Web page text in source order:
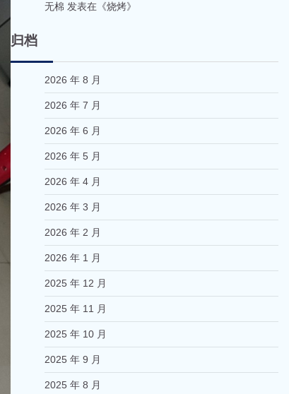
无棉 发表在《烧烤》
归档
2026 年 8 月
2026 年 7 月
2026 年 6 月
2026 年 5 月
2026 年 4 月
2026 年 3 月
2026 年 2 月
2026 年 1 月
2025 年 12 月
2025 年 11 月
2025 年 10 月
2025 年 9 月
2025 年 8 月